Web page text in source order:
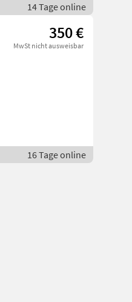
14 Tage online
350 €
MwSt nicht ausweisbar
16 Tage online